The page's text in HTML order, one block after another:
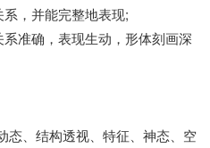
，并能完整地表现;
准确，表现生动，形体刻画深
态、结构透视、特征、神态、空